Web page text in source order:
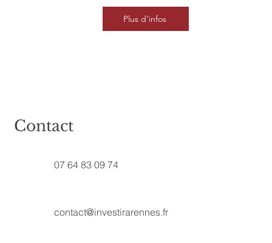
Plus d'infos
Contact
07 64 83 09 74
contact@investirarennes.fr